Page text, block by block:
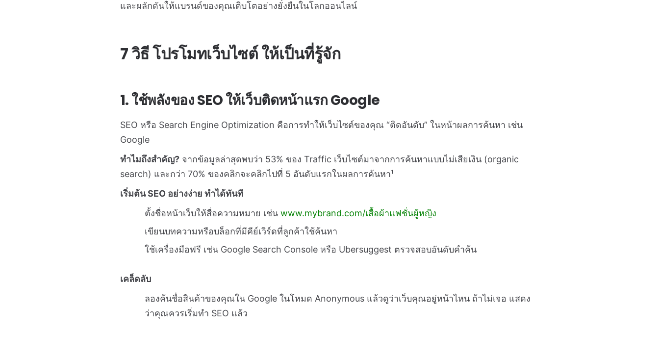
และผลักดันให้แบรนด์ของคุณเติบโตอย่างยั่งยืนในโลกออนไลน์
7 วิธี โปรโมทเว็บไซต์ ให้เป็นที่รู้จัก
1. ใช้พลังของ SEO ให้เว็บติดหน้าแรก Google
SEO หรือ Search Engine Optimization คือการทำให้เว็บไซต์ของคุณ “ติดอันดับ” ในหน้าผลการค้นหา เช่น
Google
ทำไมถึงสำคัญ?จากข้อมูลล่าสุดพบว่า 53% ของ Traffic เว็บไซต์มาจากการค้นหาแบบไม่เสียเงิน (organic
search) และกว่า 70% ของคลิกจะคลิกไปที่ 5 อันดับแรกในผลการค้นหา¹
เริ่มต้น SEO อย่างง่าย ทำได้ทันที
ตั้งชื่อหน้าเว็บให้สื่อความหมาย เช่น www.mybrand.com/เสื้อผ้าแฟชั่นผู้หญิง
เขียนบทความหรือบล็อกที่มีคีย์เวิร์ดที่ลูกค้าใช้ค้นหา
ใช้เครื่องมือฟรี เช่น Google Search Console หรือ Ubersuggest ตรวจสอบอันดับคำค้น
เคล็ดลับ
ลองค้นชื่อสินค้าของคุณใน Google ในโหมด Anonymous แล้วดูว่าเว็บคุณอยู่หน้าไหน ถ้าไม่เจอ แสดง
ว่าคุณควรเริ่มทำ SEO แล้ว